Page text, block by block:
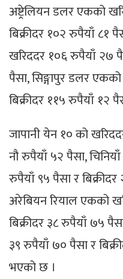
अष्ट्रेलियन डलर एकको
बिक्रीदर १०२ रुपैयाँ ८१
खरिददर १०६ रुपैयाँ २७
पैसा, सिङ्गापुर डलर
बिक्रीदर ११५ रुपैयाँ १२
जापानी येन १० को
नौ रुपैयाँ ५२ पैसा,
रुपैयाँ ९५ पैसा र
अरेबियन रियाल एकको
बिक्रीदर ३८ रुपैयाँ ७५
३९ रुपैयाँ ७० पैसा र
भएको छ ।